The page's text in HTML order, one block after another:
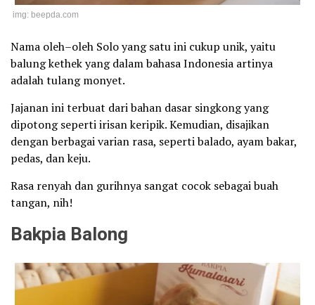
img: beepda.com
Nama oleh–oleh Solo yang satu ini cukup unik, yaitu
balung kethek yang dalam bahasa Indonesia artinya
adalah tulang monyet.
Jajanan ini terbuat dari bahan dasar singkong yang
dipotong seperti irisan keripik. Kemudian, disajikan
dengan berbagai varian rasa, seperti balado, ayam bakar,
pedas, dan keju.
Rasa renyah dan gurihnya sangat cocok sebagai buah
tangan, nih!
Bakpia Balong